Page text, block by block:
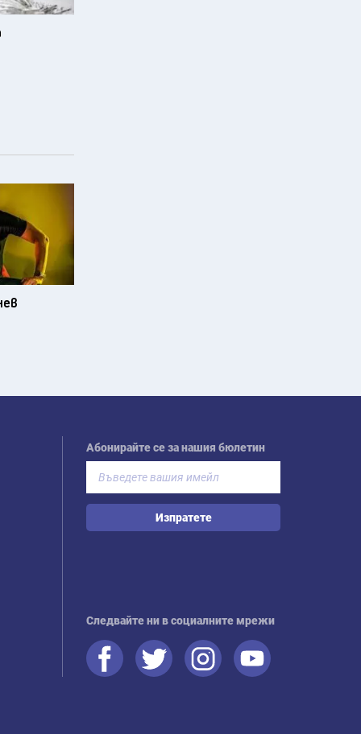
Абонирайте се за нашия бюлетин
Изпратете
Следвайте ни в социалните мрежи